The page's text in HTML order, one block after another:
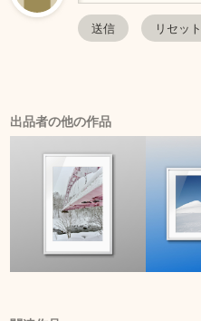
出品者の他の作品